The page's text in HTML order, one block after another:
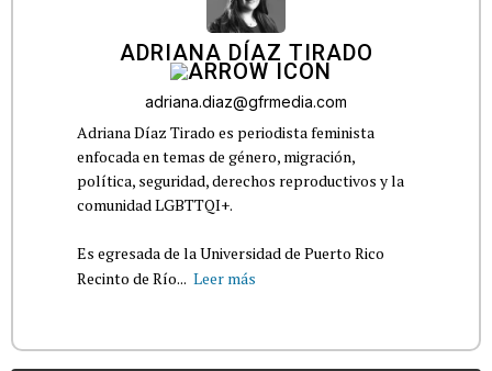
ADRIANA DÍAZ TIRADO
adriana.diaz@gfrmedia.com
Adriana Díaz Tirado es periodista feminista
enfocada en temas de género, migración,
política, seguridad, derechos reproductivos y la
comunidad LGBTTQI+.
Es egresada de la Universidad de Puerto Rico
Recinto de Río... Leer más